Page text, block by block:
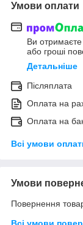
Умови оплати
Ви
або гроші
Детальніше
Післяплата
Оплата на
Оплата на
Всі умови
Умови
Повернення
Всі умови